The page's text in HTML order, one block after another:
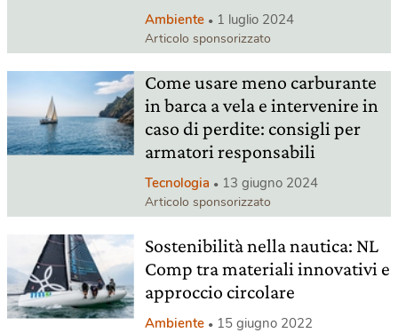
Ambiente 1 luglio 2024
Articolo sponsorizzato
Come usare meno carburante
in barca a vela e intervenire in
caso di perdite: consigli per
armatori responsabili
Tecnologia 13 giugno 2024
Articolo sponsorizzato
Sostenibilità nella nautica: NL
Comp tra materiali innovativi e
approccio circolare
Ambiente 15 giugno 2022